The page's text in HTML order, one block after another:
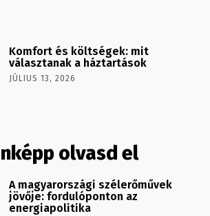
Komfort és költségek: mit
választanak a háztartások
JÚLIUS 13, 2026
olvasd el
A magyarországi szélerőművek
jövője: fordulóponton az
energiapolitika